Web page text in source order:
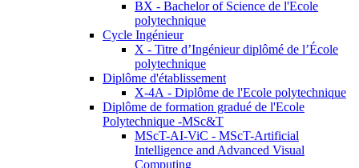
BX - Bachelor of Science de l'Ecole
polytechnique
Cycle Ingénieur
X - Titre d’Ingénieur diplômé de l’École
polytechnique
Diplôme d'établissement
X-4A - Diplôme de l'Ecole polytechnique
Diplôme de formation gradué de l'Ecole
Polytechnique -MSc&T
MScT-AI-ViC - MScT-Artificial
Intelligence and Advanced Visual
Computing